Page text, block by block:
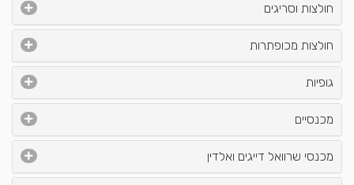
חולצות וסריגים
חולצות מכופתרות
גופיות
מכנסיים
מכנסי שרוואל דייגים ואלדין